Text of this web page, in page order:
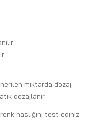
miktarda dozaj
dozajlanır.
haslığını test ediniz.